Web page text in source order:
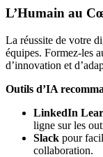
L’Humain au
La réussite de votre
équipes. Formez-les
d’innovation et
Outils d’IA
LinkedIn
ligne sur les
Slack pour
collaboration.